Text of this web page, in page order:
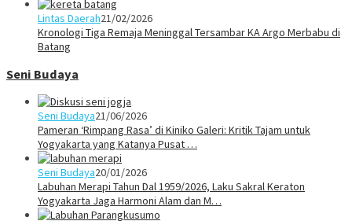
Lintas Daerah21/02/2026
Kronologi Tiga Remaja Meninggal Tersambar KA Argo Merbabu di
Batang
Seni Budaya
Seni Budaya21/06/2026
Pameran ‘Rimpang Rasa’ di Kiniko Galeri: Kritik Tajam untuk
Yogyakarta yang Katanya Pusat …
Seni Budaya20/01/2026
Labuhan Merapi Tahun Dal 1959/2026, Laku Sakral Keraton
Yogyakarta Jaga Harmoni Alam dan M…